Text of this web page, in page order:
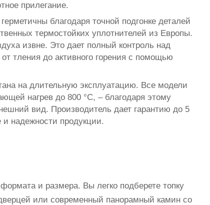
прилегание.
благодаря точной подгонке деталей
термостойких уплотнителей из Европы.
извне. Это дает полный контроль над
тления до активного горения с помощью
на длительную эксплуатацию. Все модели
нагрев до 800 °С, – благодаря этому
вид. Производитель дает гарантию до 5
и надежности продукции.
и размера. Вы легко подберете топку
или современный панорамный камин со